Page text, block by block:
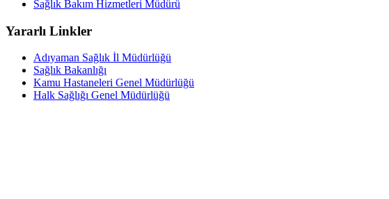
Sağlık Bakım Hizmetleri Müdürü
Yararlı Linkler
Adıyaman Sağlık İl Müdürlüğü
Sağlık Bakanlığı
Kamu Hastaneleri Genel Müdürlüğü
Halk Sağlığı Genel Müdürlüğü